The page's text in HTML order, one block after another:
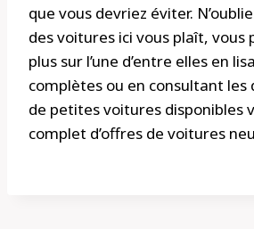
que vous devriez éviter.
des voitures ici vous plaît, vous
plus sur l’une d’entre elles en
complètes ou en consultant
de petites voitures disponibles
complet d’offres de voitures